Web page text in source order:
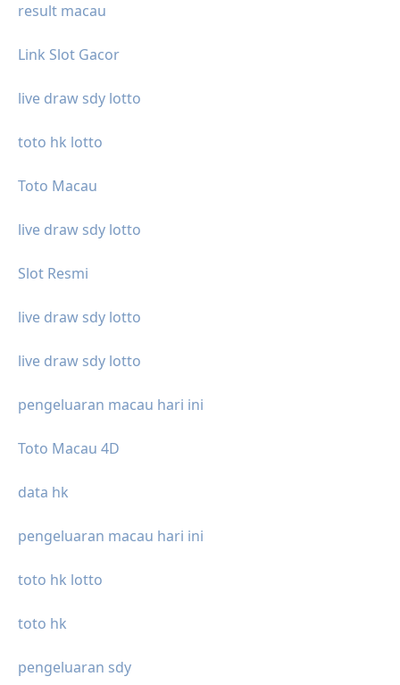
result macau
Link Slot Gacor
live draw sdy lotto
toto hk lotto
Toto Macau
live draw sdy lotto
Slot Resmi
live draw sdy lotto
live draw sdy lotto
pengeluaran macau hari ini
Toto Macau 4D
data hk
pengeluaran macau hari ini
toto hk lotto
toto hk
pengeluaran sdy